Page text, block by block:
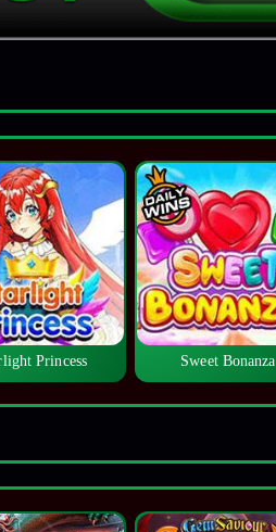
Princess Sweet Bonanza